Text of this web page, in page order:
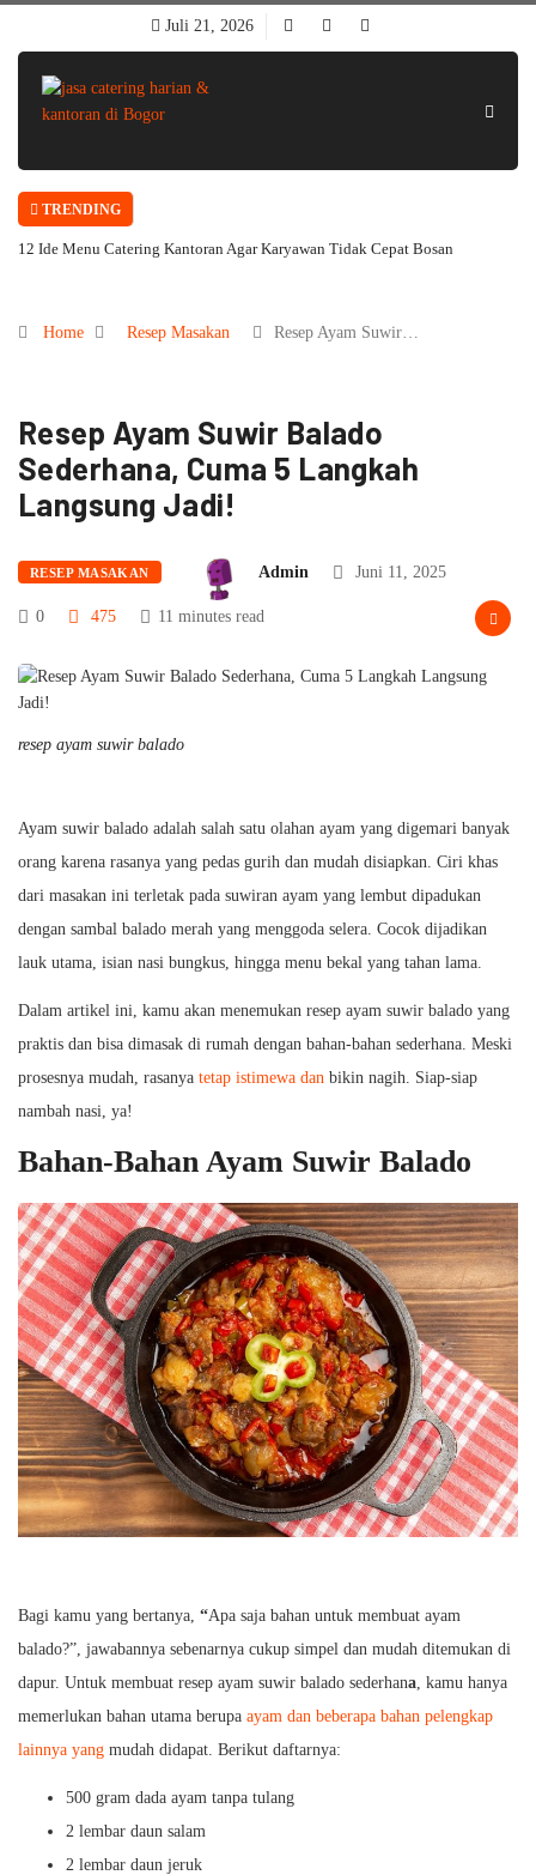
Juli 21, 2026
TRENDING
12 Ide Menu Catering Kantoran Agar Karyawan Tidak Cepat Bosan
Home Resep Masakan Resep Ayam Suwir…
Resep Ayam Suwir Balado
Sederhana, Cuma 5 Langkah
Langsung Jadi!
RESEP MASAKAN Admin Juni 11, 2025
0 475 11 minutes read
resep ayam suwir balado
Ayam suwir balado adalah salah satu olahan ayam yang digemari banyak
orang karena rasanya yang pedas gurih dan mudah disiapkan. Ciri khas
dari masakan ini terletak pada suwiran ayam yang lembut dipadukan
dengan sambal balado merah yang menggoda selera. Cocok dijadikan
lauk utama, isian nasi bungkus, hingga menu bekal yang tahan lama.
Dalam artikel ini, kamu akan menemukan resep ayam suwir balado yang
praktis dan bisa dimasak di rumah dengan bahan-bahan sederhana. Meski
prosesnya mudah, rasanya tetap istimewa dan bikin nagih. Siap-siap
nambah nasi, ya!
Bahan-Bahan Ayam Suwir Balado
Bagi kamu yang bertanya, “Apa saja bahan untuk membuat ayam
balado?”, jawabannya sebenarnya cukup simpel dan mudah ditemukan di
dapur. Untuk membuat resep ayam suwir balado sederhana, kamu hanya
memerlukan bahan utama berupa ayam dan beberapa bahan pelengkap
lainnya yang mudah didapat. Berikut daftarnya:
500 gram dada ayam tanpa tulang
2 lembar daun salam
2 lembar daun jeruk